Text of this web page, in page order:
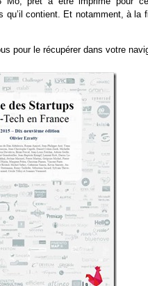
qu’il contient. Et notamment, à
pour le récupérer dans votre